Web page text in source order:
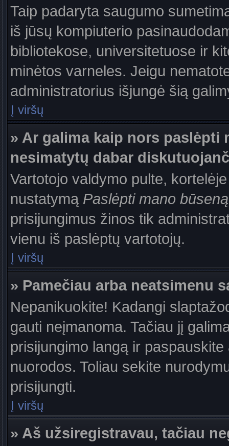
Taip padaryta saugumo
iš jūsų kompiuterio
bibliotekose, universitetuose ir
minėtos varneles. Jeigu
administratorius išjungė šią
Į viršų
» Ar galima kaip nors paslėpti
nesimatytų dabar
Vartotojo valdymo pulte,
nustatymą Paslėpti mano būseną
prisijungimus žinos tik
vienu iš paslėptų vartotojų.
Į viršų
» Pamečiau arba neatsimenu
Nepanikuokite! Kadangi
gauti neįmanoma. Tačiau jį
prisijungimo langą ir
nuorodos. Toliau sekite
prisijungti.
Į viršų
» Aš užsiregistravau, tačiau